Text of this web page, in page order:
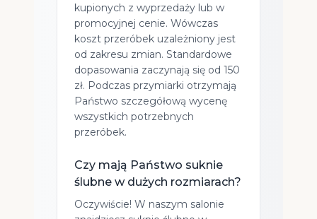
kupionych z wyprzedaży lub w
promocyjnej cenie. Wówczas
koszt przeróbek uzależniony jest
od zakresu zmian. Standardowe
dopasowania zaczynają się od 150
zł. Podczas przymiarki otrzymają
Państwo szczegółową wycenę
wszystkich potrzebnych
przeróbek.
Czy mają Państwo suknie
ślubne w dużych rozmiarach?
Oczywiście! W naszym salonie